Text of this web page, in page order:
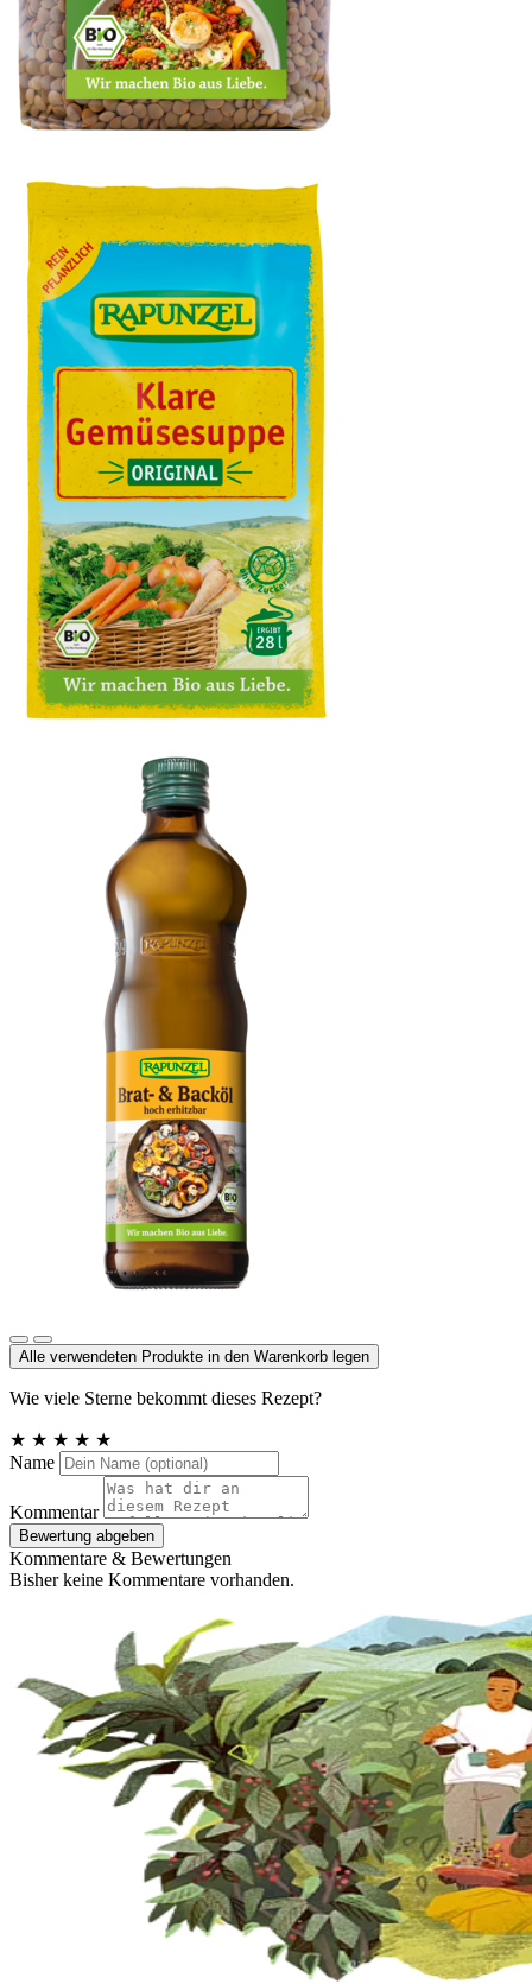
Alle verwendeten Produkte in den Warenkorb legen
Wie viele Sterne bekommt dieses Rezept?
★ ★ ★ ★ ★
Name
Kommentar
Bewertung abgeben
Kommentare & Bewertungen
Bisher keine Kommentare vorhanden.